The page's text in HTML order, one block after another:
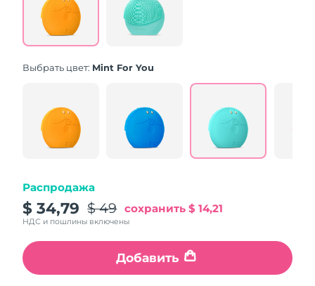
Same
page
link.
Выбрать цвет: Mint For You
Распродажа
$ 34,79 $ 49 сохранить$ 14,21
НДС и пошлины включены
Добавить